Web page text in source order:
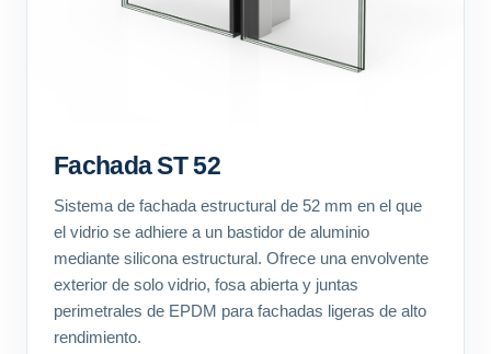
Fachada ST 52
Sistema de fachada estructural de 52 mm en el que
el vidrio se adhiere a un bastidor de aluminio
mediante silicona estructural. Ofrece una envolvente
exterior de solo vidrio, fosa abierta y juntas
perimetrales de EPDM para fachadas ligeras de alto
rendimiento.